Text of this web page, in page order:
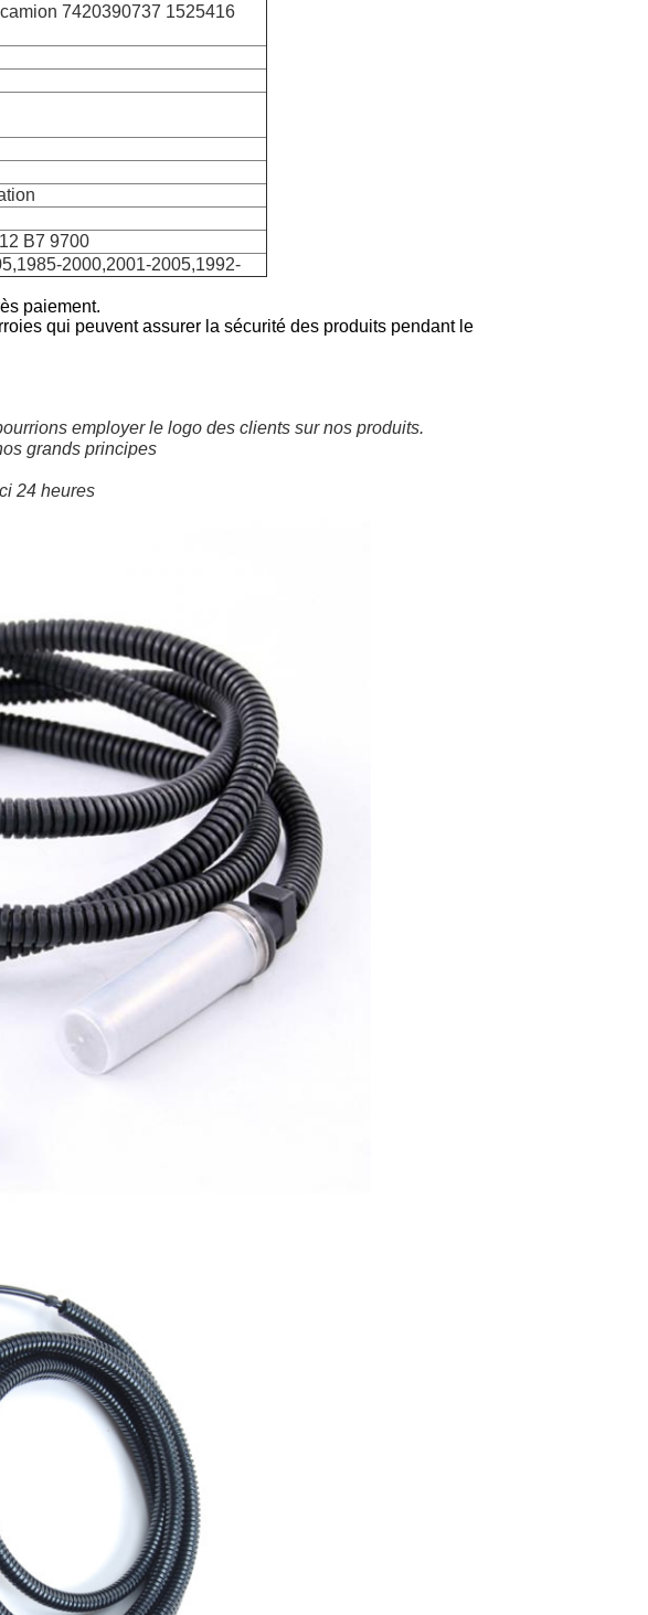
7420390737 1525416
B7 9700
2000,2001-2005,1992-
paiement.
qui peuvent assurer la sécurité des produits pendant le
employer le logo des clients sur nos produits.
grands principes
24 heures